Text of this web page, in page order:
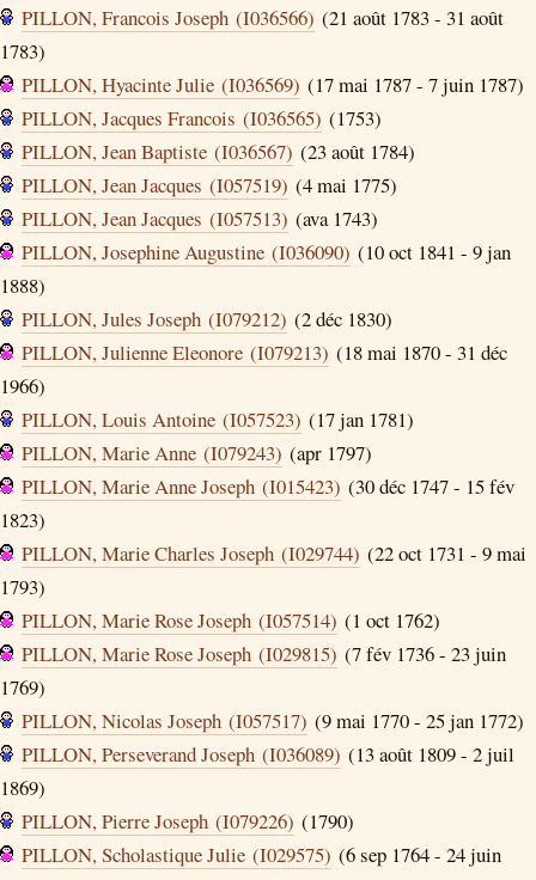
PILLON, Francois Joseph (I036566) (21 août 1783 - 31 août
1783)
PILLON, Hyacinte Julie (I036569) (17 mai 1787 - 7 juin 1787)
PILLON, Jacques Francois (I036565) (1753)
PILLON, Jean Baptiste (I036567) (23 août 1784)
PILLON, Jean Jacques (I057519) (4 mai 1775)
PILLON, Jean Jacques (I057513) (ava 1743)
PILLON, Josephine Augustine (I036090) (10 oct 1841 - 9 jan
1888)
PILLON, Jules Joseph (I079212) (2 déc 1830)
PILLON, Julienne Eleonore (I079213) (18 mai 1870 - 31 déc
1966)
PILLON, Louis Antoine (I057523) (17 jan 1781)
PILLON, Marie Anne (I079243) (apr 1797)
PILLON, Marie Anne Joseph (I015423) (30 déc 1747 - 15 fév
1823)
PILLON, Marie Charles Joseph (I029744) (22 oct 1731 - 9 mai
1793)
PILLON, Marie Rose Joseph (I057514) (1 oct 1762)
PILLON, Marie Rose Joseph (I029815) (7 fév 1736 - 23 juin
1769)
PILLON, Nicolas Joseph (I057517) (9 mai 1770 - 25 jan 1772)
PILLON, Perseverand Joseph (I036089) (13 août 1809 - 2 juil
1869)
PILLON, Pierre Joseph (I079226) (1790)
PILLON, Scholastique Julie (I029575) (6 sep 1764 - 24 juin